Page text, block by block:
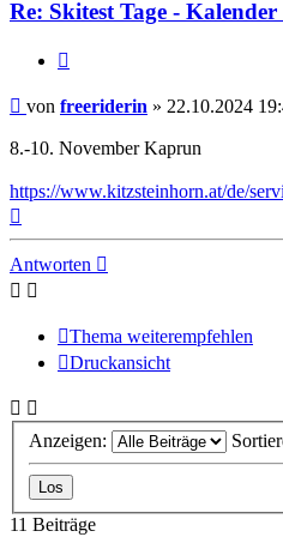
Re: Skitest Tage - Kalender
Beitrag
von freeriderin » 22.10.2024
8.-10. November Kaprun
https://www.kitzsteinhorn.at/de/
Antworten
Thema weiterempfehlen
Druckansicht
Anzeigen:
11 Beiträge